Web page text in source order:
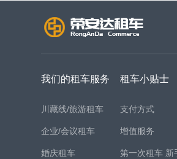
我们的租车服务
川藏线/旅游租车
企业/会议租车
婚庆租车
租车小贴士
支付方式
增值服务
第一次租车 新